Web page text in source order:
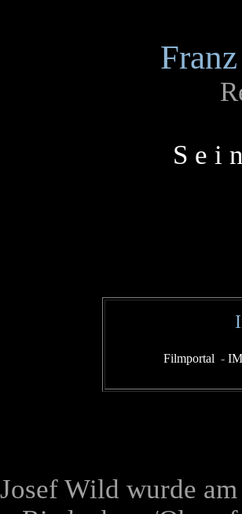
S e i
Filmportal -
Wild wurde